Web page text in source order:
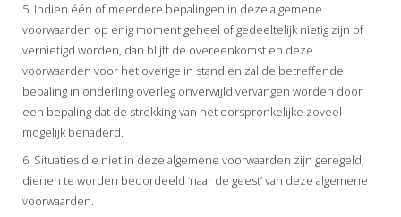
5. Indien één of meerdere bepalingen in deze algemene
voorwaarden op enig moment geheel of gedeeltelijk nietig zijn of
vernietigd worden, dan blijft de overeenkomst en deze
voorwaarden voor het overige in stand en zal de betreffende
bepaling in onderling overleg onverwijld vervangen worden door
een bepaling dat de strekking van het oorspronkelijke zoveel
mogelijk benaderd.
6. Situaties die niet in deze algemene voorwaarden zijn geregeld,
dienen te worden beoordeeld ‘naar de geest’ van deze algemene
voorwaarden.